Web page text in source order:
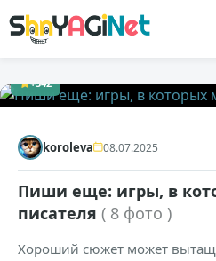
+342
koroleva 08.07.2025
Пиши еще: игры, в
писателя ( 8 фото )
Хороший сюжет может